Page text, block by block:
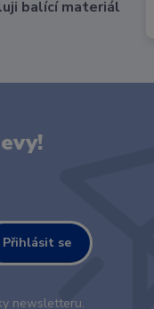
balící materiál
Přihlásit se
newsletteru.